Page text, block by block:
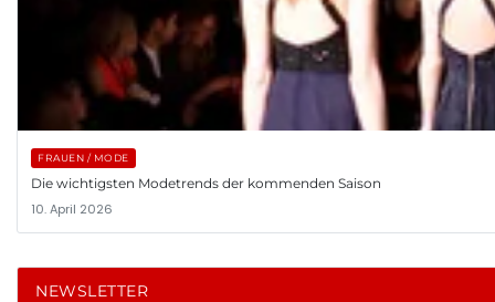
FRAUEN / MODE
Die wichtigsten Modetrends der kommenden Saison
10. April 2026
NEWSLETTER